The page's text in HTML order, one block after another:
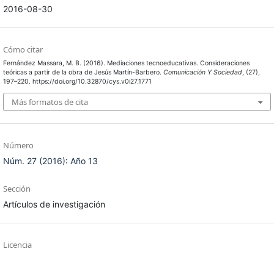
2016-08-30
Cómo citar
Fernández Massara, M. B. (2016). Mediaciones tecnoeducativas. Consideraciones
teóricas a partir de la obra de Jesús Martín-Barbero. Comunicación Y Sociedad, (27),
197–220. https://doi.org/10.32870/cys.v0i27.1771
Más formatos de cita
Número
Núm. 27 (2016): Año 13
Sección
Artículos de investigación
Licencia